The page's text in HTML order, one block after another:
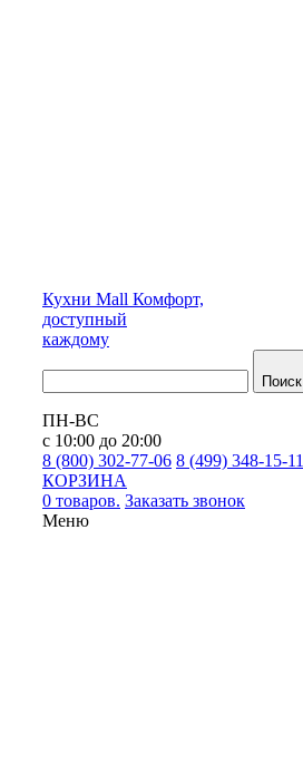
Кухни Mall Комфорт,
доступный
каждому
Поиск
ПН-ВС
с 10:00 до 20:00
8 (800) 302-77-06 8 (499) 348-15-11
КОРЗИНА
0 товаров. Заказать звонок
Меню